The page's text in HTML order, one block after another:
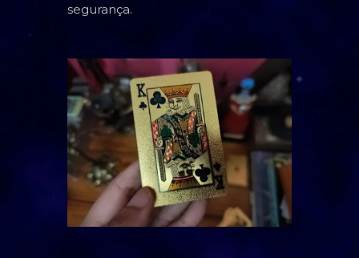
BARALHO VOVÓ CIGANA
RUNAS DE BRUXA
GRIMÓRIO
segurança.